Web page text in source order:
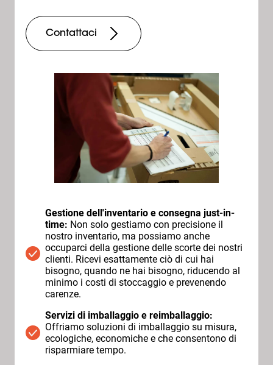
Contattaci
Gestione dell'inventario e consegna just-in-
time: Non solo gestiamo con precisione il
nostro inventario, ma possiamo anche
occuparci della gestione delle scorte dei nostri
clienti. Ricevi esattamente ciò di cui hai
bisogno, quando ne hai bisogno, riducendo al
minimo i costi di stoccaggio e prevenendo
carenze.
Servizi di imballaggio e reimballaggio:
Offriamo soluzioni di imballaggio su misura,
ecologiche, economiche e che consentono di
risparmiare tempo.